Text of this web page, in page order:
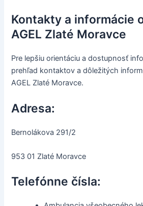
Kontakty a informácie
AGEL Zlaté Moravce
Pre lepšiu orientáciu a dostupnosť
prehľad kontaktov a dôležitých
AGEL Zlaté Moravce.
Adresa:
Bernolákova 291/2
953 01 Zlaté Moravce
Telefónne čísla: